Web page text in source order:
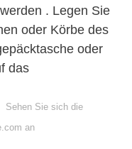
. Legen Sie
oder Körbe des
oder
das
Sehen Sie sich die
an